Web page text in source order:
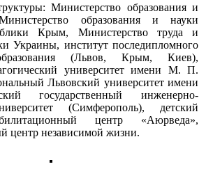
Министерство образования и
образования и науки
Крым, Министерство труда и
Украины, институт последипломного
образования (Львов, Крым, Киев),
университет имени М. П.
Львовский университет имени
государственный инженерно-
(Симферополь), детский
центр «Аюрведа»,
центр независимой жизни.